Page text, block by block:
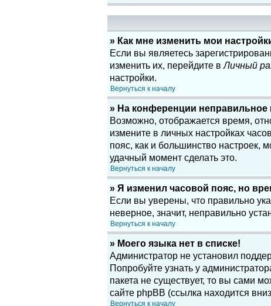
» Как мне изменить мои
Если вы являетесь
изменить их, перейдите вЛичный
настройки.
Вернуться к началу
» На конференции неправильное
Возможно, отображается время,
измените в личных настройках
пояс, как и большинство настроек,
удачный момент сделать это.
Вернуться к началу
» Я изменил часовой пояс, но
Если вы уверены, что правильно
неверное, значит, неправильно
Вернуться к началу
» Моего языка нет в списке!
Администратор не установил
Попробуйте узнать у
пакета не существует, то вы сами
сайте phpBB (ссылка находится
Вернуться к началу